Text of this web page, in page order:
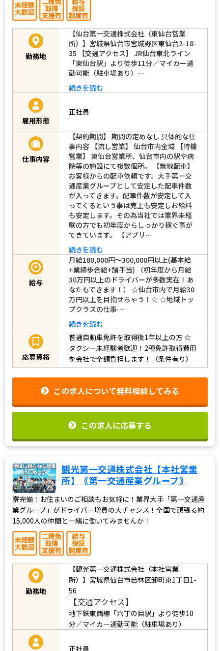
勤務地
【仙台第一交通株式会社（東仙台営業
所）】宮城県仙台市宮城野区東仙台2-18-
35 【交通アクセス】 JR仙台東北ライン
「東仙台駅」より徒歩11分／マイカー通
勤可能（駐車場あり）…
続きを読む
雇用形態
正社員
仕事内容
【契約期間】 期間の定めなし 具体的な仕
事内容 【流し営業】 仙台市内全域 【待機
営業】 東仙台営業所、仙台市内の駅や病
院等の施設にて複数個所。 【無線配車】
お客様からの配車依頼です。大手第一交
通産業グループとして安定した配車件数
が入ってきます。配車件数が安定して入
ってくるという事は売上も安定しお給料
も安定します。その為当社では業界未経
験の方でも初年度からしっかり稼ぐ事が
できています。 【アプリ…
続きを読む
給与
月給180,000円～300,000円以上(基本給
+業績歩合給+諸手当) （初年度から月給
30万円以上のドライバーが多数実在！あ
なたもできます！） ☆仙台市内で月給30
万円以上を目指せちゃう！☆ ☆地域トッ
プクラスの仕事…
続きを読む
応募資格
普通自動車免許を取得後1年以上の方☆
タクシー未経験者歓迎！2種免許取得費用
を会社で全額負担します！（条件有り）
この求人について無料相談してみる
この求人に応募する
観光第一交通株式会社【本社営業
所】｟第一交通産業グループ｠
寮完備！お住まいのご相談もお気軽に！業界大手「第一交通産
業グループ」がドライバー増員の大チャンス！全国で頑張る約
15,000人の仲間と一緒に働いてみませんか！
勤務地
【観光第一交通株式会社（本社営業
所）】宮城県仙台市若林区卸町東1丁目1-
56
【交通アクセス】
地下鉄東西線「六丁の目駅」より徒歩10
分／マイカー通勤可能（駐車場あり）
正社員